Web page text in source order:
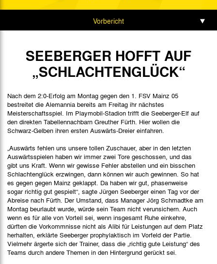
Vorbericht
Spielbericht
Stimmen
Bilder
SEEBERGER HOFFT AUF
„SCHLACHTENGLÜCK“
Nach dem 2:0-Erfolg am Montag gegen den 1. FSV Mainz 05
bestreitet die Alemannia bereits am Freitag ihr nächstes
Meisterschaftsspiel. Im Playmobil-Stadion trifft die Seeberger-Elf auf
den direkten Tabellennachbarn Greuther Fürth. Hier wollen die
Schwarz-Gelben ihren ersten Auswärts-Dreier einfahren.
„Auswärts fehlen uns unsere tollen Zuschauer, aber in den letzten
Auswärtsspielen haben wir immer zwei Tore geschossen, und das
gibt uns Kraft. Wenn wir gewisse Fehler abstellen und ein bisschen
Schlachtenglück erzwingen, dann können wir auch gewinnen. So hat
es gegen gegen Mainz geklappt. Da haben wir gut, phasenweise
sogar richtig gut gespielt“, sagte Jürgen Seeberger einen Tag vor der
Abreise nach Fürth. Der Umstand, dass Manager Jörg Schmadtke am
Montag beurlaubt wurde, würde sein Team nicht verunsichern. Auch
wenn es für alle von Vorteil sei, wenn insgesamt Ruhe einkehre,
dürften die Vorkommnisse nicht als Alibi für Leistungen auf dem Platz
herhalten, erklärte Seeberger prophylaktisch im Vorfeld der Partie.
Vielmehr ärgerte sich der Trainer, dass die „richtig gute Leistung“ des
Teams durch andere Themen in den Hintergrund gerückt sei.